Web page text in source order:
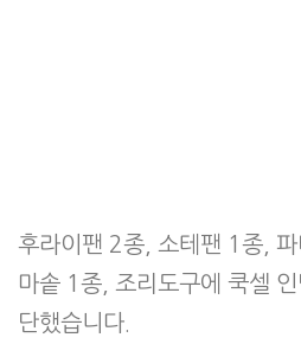
후라이팬 2종, 소테팬 1종,
마솥 1종, 조리도구에 쿡셀
단했습니다.